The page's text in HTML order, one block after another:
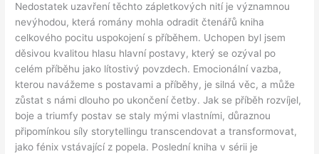
Nedostatek uzavření těchto zápletkových nití je významnou
nevýhodou, která romány mohla odradit čtenářů kniha
celkového pocitu uspokojení s příběhem. Uchopen byl jsem
děsivou kvalitou hlasu hlavní postavy, který se ozýval po
celém příběhu jako lítostivý povzdech. Emocionální vazba,
kterou navážeme s postavami a příběhy, je silná věc, a může
zůstat s námi dlouho po ukončení četby. Jak se příběh rozvíjel,
boje a triumfy postav se staly mými vlastními, důraznou
připomínkou síly storytellingu transcendovat a transformovat,
jako fénix vstávající z popela. Poslední kniha v sérii je